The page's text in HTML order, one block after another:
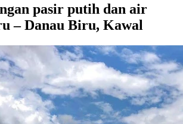
pasir putih dan air
– Danau Biru, Kawal